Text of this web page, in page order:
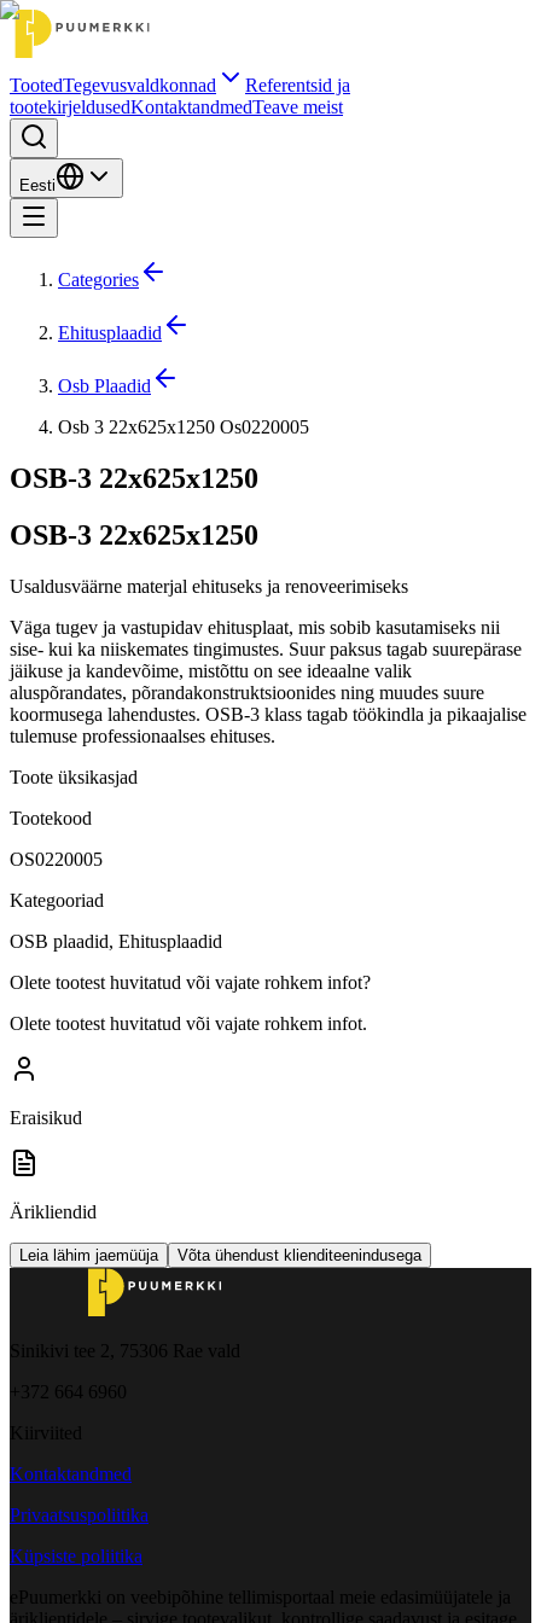
TootedTegevusvaldkonnad
Referentsid ja
tootekirjeldusedKontaktandmedTeave meist
Eesti
Categories
Ehitusplaadid
Osb Plaadid
Osb 3 22x625x1250 Os0220005
OSB-3 22x625x1250
OSB-3 22x625x1250
Usaldusväärne materjal ehituseks ja renoveerimiseks
Väga tugev ja vastupidav ehitusplaat, mis sobib kasutamiseks nii
sise- kui ka niiskemates tingimustes. Suur paksus tagab suurepärase
jäikuse ja kandevõime, mistõttu on see ideaalne valik
aluspõrandates, põrandakonstruktsioonides ning muudes suure
koormusega lahendustes. OSB-3 klass tagab töökindla ja pikaajalise
tulemuse professionaalses ehituses.
Toote üksikasjad
Tootekood
OS0220005
Kategooriad
OSB plaadid, Ehitusplaadid
Olete tootest huvitatud või vajate rohkem infot?
Olete tootest huvitatud või vajate rohkem infot.
Eraisikud
Ärikliendid
Leia lähim jaemüüja Võta ühendust klienditeenindusega
Sinikivi tee 2, 75306 Rae vald
+372 664 6960
Kiirviited
Kontaktandmed
Privaatsuspoliitika
Küpsiste poliitika
ePuumerkki on veebipõhine tellimisportaal meie edasimüüjatele ja
äriklientidele – sirvige tootevalikut, kontrollige saadavust ja esitage